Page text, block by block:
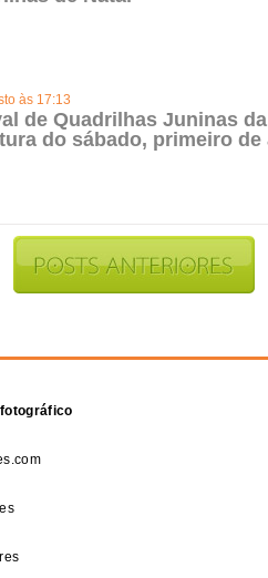
às 17:13
de Quadrilhas Juninas
do sábado, primeiro de
fotográfico